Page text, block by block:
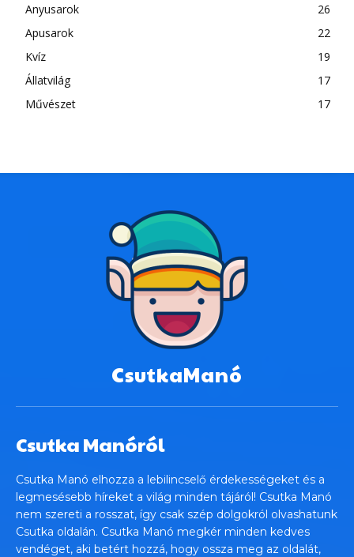
Anyusarok
26
Apusarok
22
Kvíz
19
Állatvilág
17
Művészet
17
CsutkaManó
Csutka Manóról
Csutka Manó elhozza a lebilincselő érdekességeket és a
legmesésebb híreket a világ minden tájáról! Csutka Manó
nem szereti a rosszat, így csak szép dolgokról olvashatunk
Csutka oldalán. Csutka Manó megkér minden kedves
vendéget, aki betért hozzá, hogy ossza meg az oldalát,